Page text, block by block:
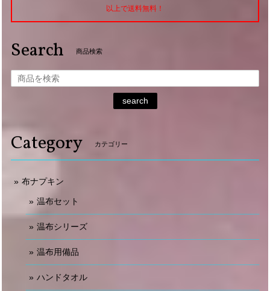
以上で送料無料！
Search 商品検索
search
Category カテゴリー
布ナプキン
温布セット
温布シリーズ
温布用備品
ハンドタオル